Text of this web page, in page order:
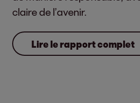
claire de l’avenir.
Lire le rapport complet